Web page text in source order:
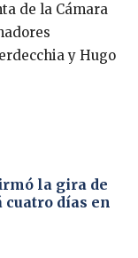
de la Cámara
y Hugo
la gira de
cuatro días en